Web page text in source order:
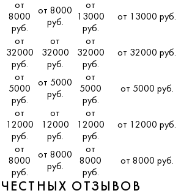
от
8000
руб.
от 8000
руб.
от
13000
руб.
от 13000 руб.
от
32000
руб.
от
32000
руб.
от
32000
руб.
от 32000 руб.
от
5000
руб.
от 5000
руб.
от
5000
руб.
от 5000 руб.
от
12000
руб.
от
12000
руб.
от
12000
руб.
от 12000 руб.
от
8000
руб.
от 8000
руб.
от
8000
руб.
от 8000 руб.
ЧЕСТНЫХ ОТЗЫВОВ